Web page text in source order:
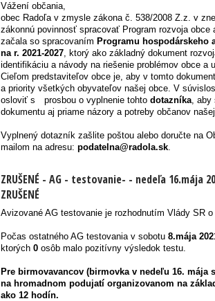
Vážení občania,
obec Radoľa v zmysle zákona č. 538/2008 Z.z. v
zákonnú povinnosť spracovať Program rozvoja
začala so spracovaním Programu hospodárskeho
na r. 2021-2027, ktorý ako základný dokument
identifikáciu a návody na riešenie problémov obce a
Cieľom predstaviteľov obce je, aby v tomto
a priority všetkých obyvateľov našej obce. V
osloviť s prosbou o vyplnenie tohto dotazníka, aby
dokumentu aj priame názory a potreby občanov
Vyplnený dotazník zašlite poštou alebo doručte na
mailom na adresu: podatelna@radola.sk.
ZRUŠENÉ - AG - testovanie- - nedeľa 16.mája
ZRUŠENÉ
Avizované AG testovanie je rozhodnutím Vlády SR
Počas ostatného AG testovania v sobotu 8.mája
ktorých 0 osôb malo pozitívny výsledok testu.
Pre birmovavancov (birmovka v nedeľu 16.
na hromadnom podujatí organizovanom na
ako 12 hodín.